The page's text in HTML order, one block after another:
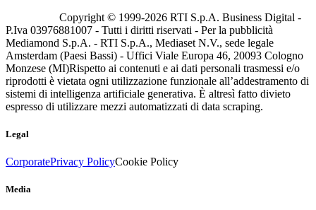
Copyright © 1999-2026 RTI S.p.A. Business Digital -
P.Iva 03976881007 - Tutti i diritti riservati - Per la pubblicità
Mediamond S.p.A. - RTI S.p.A., Mediaset N.V., sede legale
Amsterdam (Paesi Bassi) - Uffici Viale Europa 46, 20093 Cologno
Monzese (MI)Rispetto ai contenuti e ai dati personali trasmessi e/o
riprodotti è vietata ogni utilizzazione funzionale all’addestramento di
sistemi di intelligenza artificiale generativa. È altresì fatto divieto
espresso di utilizzare mezzi automatizzati di data scraping.
Legal
CorporatePrivacy PolicyCookie Policy
Media